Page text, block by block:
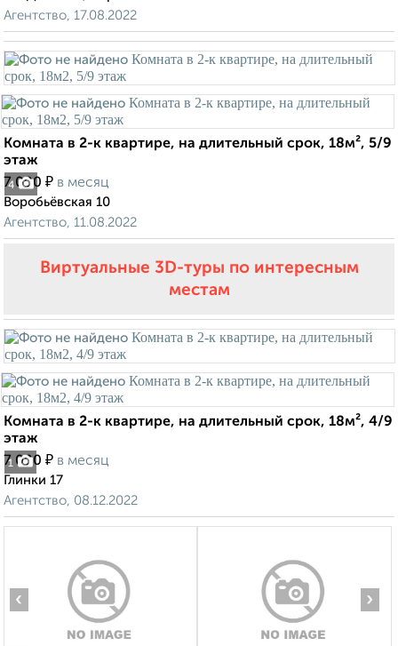
Агентство, 17.08.2022
4
Комната в 2-к квартире, на длительный срок, 18м², 5/9
этаж
7 000 ₽ в месяц
Воробьёвская 10
Агентство, 11.08.2022
Виртуальные 3D-туры по интересным
местам
1
Комната в 2-к квартире, на длительный срок, 18м², 4/9
этаж
7 000 ₽ в месяц
Глинки 17
Агентство, 08.12.2022
‹ ›